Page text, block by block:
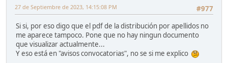
#977
27 de Septiembre de 2023, 14:15:08 PM
Si si, por eso digo que el pdf de la distribución por apellidos no
me aparece tampoco. Pone que no hay ningun documento
que visualizar actualmente...
Y eso está en "avisos convocatorias", no se si me explico